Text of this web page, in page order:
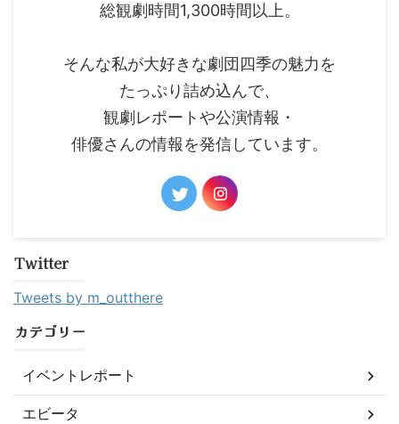
総観劇時間1,300時間以上。
そんな私が大好きな劇団四季の魅力を
たっぷり詰め込んで、
観劇レポートや公演情報・
俳優さんの情報を発信しています。
Twitter
Tweets by m_outthere
カテゴリー
イベントレポート
エビータ